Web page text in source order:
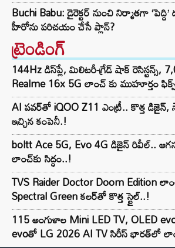
Buchi Babu: డైరెక్టర్ నుంచి నిర్మాతగా ‘పెద్ది’
హీరోను పరిచయం చేసే ప్లాన్?
ట్రెండింగ్‌
144Hz డిస్‌ప్లే, మిలిటరీ-గ్రేడ్ షాక్ రెసిస్టన్స్,
Realme 16x 5G లాంచ్ కు ముహూర్తం
AI పవర్‌తో iQOO Z11 ఎంట్రీ.. కొత్త డిజైన్,
ఇచ్చిన కంపెనీ.!
boltt Ace 5G, Evo 4G డిజైన్ రివీల్..
లాంచ్‌కు సిద్ధం..!
TVS Raider Doctor Doom Edition
Spectral Green కలర్‌తో కొత్త స్టైల్..!
115 అంగుళాల Mini LED TV, OLED
evoతో LG 2026 AI TV సిరీస్ భారత్‌లో